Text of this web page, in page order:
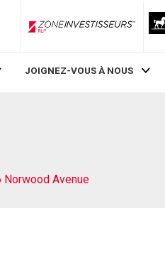
ZoneInvestisseurs
JOIGNEZ-VOUS À NOUS
Norwood Avenue